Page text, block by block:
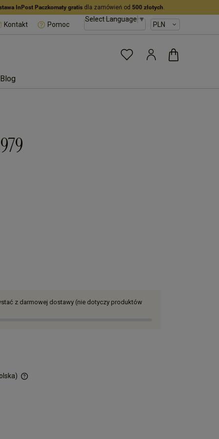
InPost Paczkomaty gratis dla zamówień od 500 złotych.
Select Language▼
Kontakt Pomoc
Blog
z darmowej dostawy (nie dotyczy produktów